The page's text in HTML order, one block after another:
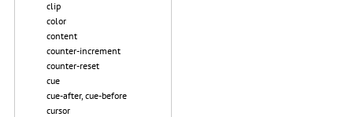
clip
color
content
counter-increment
counter-reset
cue
cue-after, cue-before
cursor